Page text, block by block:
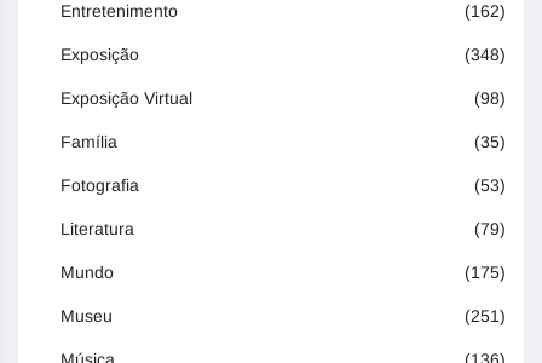
Entretenimento (162)
Exposição (348)
Exposição Virtual (98)
Família (35)
Fotografia (53)
Literatura (79)
Mundo (175)
Museu (251)